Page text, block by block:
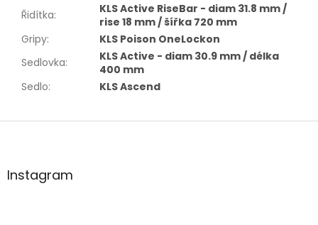
Řidítka:
KLS Active RiseBar - diam 31.8 mm /
rise 18 mm / šířka 720 mm
Gripy:
KLS Poison OneLockon
Sedlovka:
KLS Active - diam 30.9 mm / délka
400 mm
Sedlo: KLS Ascend
Z
aInstagram